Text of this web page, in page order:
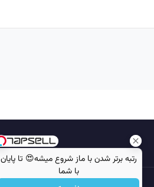
رتبه برتر شدن با ماز شروع میشه😍 تا پایان
با شما